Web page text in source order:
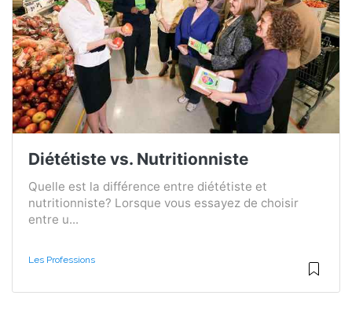
Diététiste vs. Nutritionniste
Quelle est la différence entre diététiste et
nutritionniste? Lorsque vous essayez de choisir
entre u...
Les Professions